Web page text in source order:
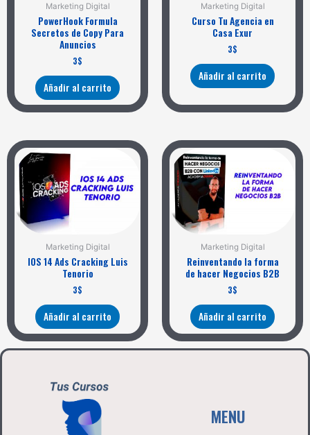
Marketing Digital
PowerHook Formula
Secretos de Copy Para
Anuncios
3$
Añadir al carrito
Marketing Digital
Curso Tu Agencia en
Casa Exur
3$
Añadir al carrito
Marketing Digital
IOS 14 Ads Cracking Luis
Tenorio
3$
Añadir al carrito
Marketing Digital
Reinventando la forma
de hacer Negocios B2B
3$
Añadir al carrito
MENU